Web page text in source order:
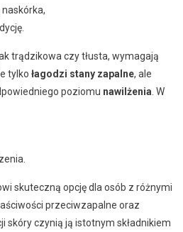
trądzikowa czy tłusta, wymagają
tylko łagodzi stany zapalne, ale
poziomu nawilżenia . W
skuteczną opcję dla osób z różnymi
przeciwzapalne oraz
skóry czynią ją istotnym składnikiem